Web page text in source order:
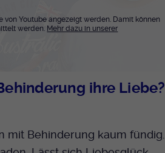
Youtube angezeigt werden. Damit können
werden. Mehr dazu in unserer
ihre Liebe?
mit Behinderung kaum fündig.